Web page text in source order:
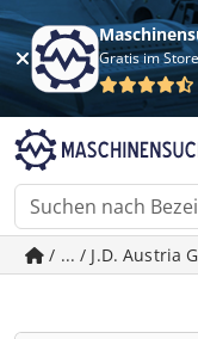
Gratis im
/ ... / J.D. Austria